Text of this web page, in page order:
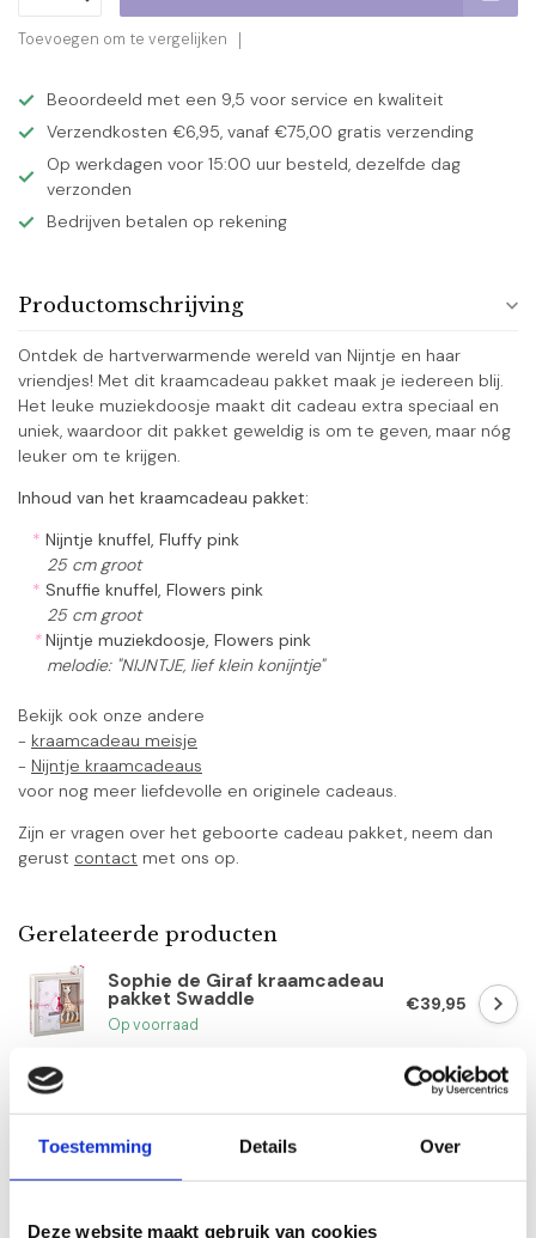
Toestemming Details Over
Deze website maakt gebruik van cookies
Toevoegen om te vergelijken
Beoordeeld met een 9,5 voor service en kwaliteit
Verzendkosten €6,95, vanaf €75,00 gratis verzending
Op werkdagen voor 15:00 uur besteld, dezelfde dag
verzonden
Bedrijven betalen op rekening
Productomschrijving
Ontdek de hartverwarmende wereld van Nijntje en haar
vriendjes! Met dit kraamcadeau pakket maak je iedereen blij.
Het leuke muziekdoosje maakt dit cadeau extra speciaal en
uniek, waardoor dit pakket geweldig is om te geven, maar nóg
leuker om te krijgen.
Inhoud van het kraamcadeau pakket:
* Nijntje knuffel, Fluffy pink
25 cm groot
* Snuffie knuffel, Flowers pink
25 cm groot
*Nijntje muziekdoosje, Flowers pink
melodie: "NIJNTJE, lief klein konijntje"
Bekijk ook onze andere
- kraamcadeau meisje
- Nijntje kraamcadeaus
voor nog meer liefdevolle en originele cadeaus.
Zijn er vragen over het geboorte cadeau pakket, neem dan
gerust contact met ons op.
Gerelateerde producten
Sophie de Giraf kraamcadeau
pakket Swaddle
Op voorraad
€39,95
uni Gold
Op voorraad
€40,95
pakket Rosa Platinum